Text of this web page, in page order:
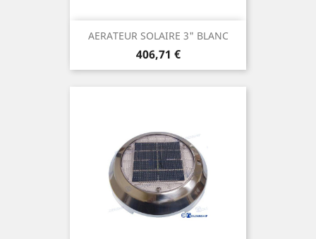
AERATEUR SOLAIRE 3" BLANC
Prix
406,71 €